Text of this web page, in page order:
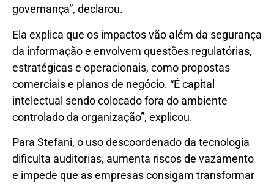
governança”, declarou.
Ela explica que os impactos vão além da segurança
da informação e envolvem questões regulatórias,
estratégicas e operacionais, como propostas
comerciais e planos de negócio. “É capital
intelectual sendo colocado fora do ambiente
controlado da organização”, explicou.
Para Stefani, o uso descoordenado da tecnologia
dificulta auditorias, aumenta riscos de vazamento
e impede que as empresas consigam transformar